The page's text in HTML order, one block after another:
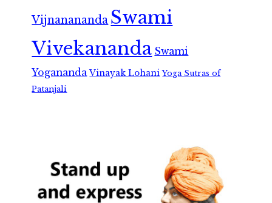
Vijnanananda Swami
Vivekananda Swami
Yogananda Vinayak Lohani Yoga Sutras of
Patanjali